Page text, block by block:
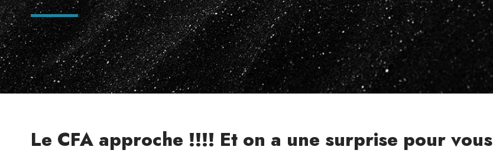
Le CFA approche !!!! Et on a une surprise pour vous